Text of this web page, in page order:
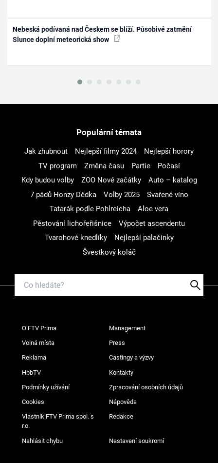
Nebeská podívaná nad Českem se blíží. Působivé zatmění
Slunce doplní meteorická show
Populární témata
Jak zhubnout Nejlepší filmy 2024
Nejlepší horory
TV program
Změna času Partie
Počasí
Kdy budou volby
ZOO Nové začátky
Auto – katalog
7 pádů Honzy Dědka
Volby 2025
Svařené víno
Tatarák podle Pohlreicha
Aloe vera
Pěstování lichořeřišnice
Výpočet ascendentu
Tvarohové knedlíky
Nejlepší palačinky
Švestkový koláč
O FTV Prima Management
Volná místa Press
Reklama Castingy a výzvy
HbbTV Kontakty
Podmínky užívání Zpracování osobních údajů
Cookies Nápověda
Vlastník FTV Prima spol. s
r.o.
Redakce
Nahlásit chybu Nastavení soukromí